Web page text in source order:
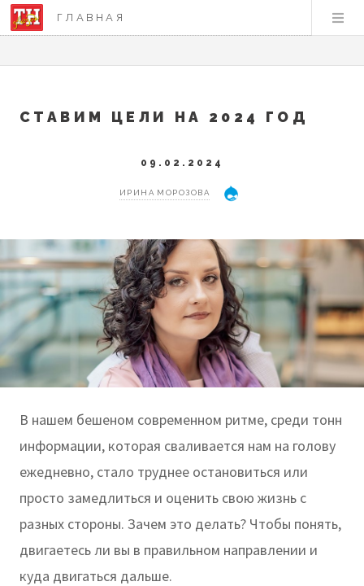
ГЛАВНАЯ
СТАВИМ ЦЕЛИ НА 2024 ГОД
09.02.2024
ИРИНА МОРОЗОВА
В нашем бешеном современном ритме, среди тонн
информации, которая сваливается нам на голову
ежедневно, стало труднее остановиться или
просто замедлиться и оценить свою жизнь с
разных стороны. Зачем это делать? Чтобы понять,
двигаетесь ли вы в правильном направлении и
куда двигаться дальше.